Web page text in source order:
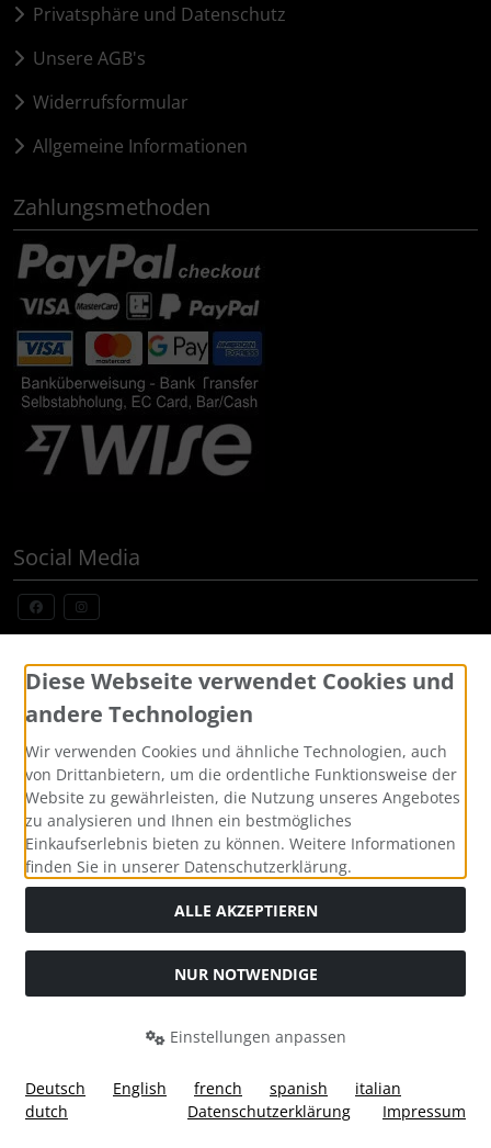
Privatsphäre und Datenschutz
Unsere AGB's
Widerrufsformular
Allgemeine Informationen
Zahlungsmethoden
Social Media
Widerrufsformular
Alle Preise inkl. gesetzl. MwSt. zzgl.Versandkosten. Die
bei Custom Made Bikes, Individuelle Fahrräder, Pinarello,
Custom Made Bikes, Individuelle Fahrräder, Pinarello, BMC,
Cervelo und mehr, sofort lieferbar © 2026 | Template © 2026
Diese Webseite verwendet Cookies und
andere Technologien
Wir verwenden Cookies und ähnliche Technologien, auch
von Drittanbietern, um die ordentliche Funktionsweise der
Website zu gewährleisten, die Nutzung unseres Angebotes
zu analysieren und Ihnen ein bestmögliches
Einkaufserlebnis bieten zu können. Weitere Informationen
finden Sie in unserer Datenschutzerklärung.
ALLE AKZEPTIEREN
NUR NOTWENDIGE
Einstellungen anpassen
Deutsch English french spanish
italian
dutch
Datenschutzerklärung Impressum
Wilier Triestina